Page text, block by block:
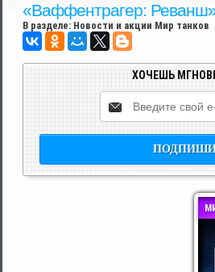
«Ваффентрагер:
В разделе: Новости и акции Мир танков
ХОЧЕШЬ